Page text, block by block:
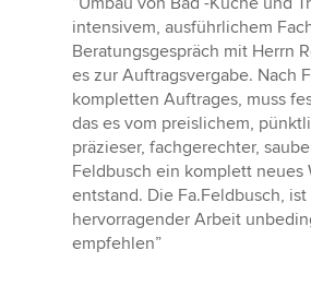
5
von
5
Sternen
intensivem, ausführlichem
Beratungsgespräch mit Herrn
es zur Auftragsvergabe. Nach
kompletten Auftrages, muss
das es vom preislichem,
präzieser, fachgerechter,
Feldbusch ein komplett neues
entstand. Die Fa.Feldbusch,
hervorragender Arbeit
empfehlen”